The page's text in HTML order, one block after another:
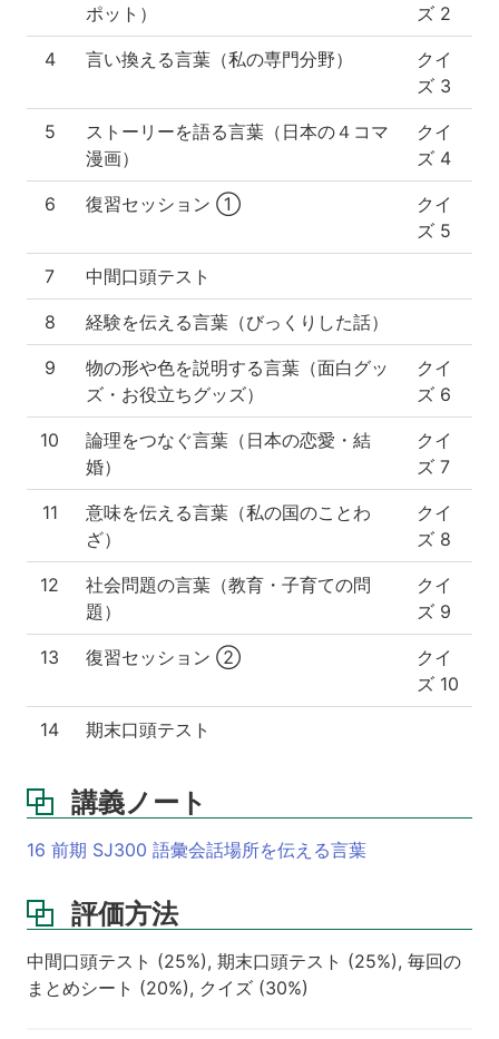
ポット）
ズ 2
4 言い換える言葉（私の専門分野）
クイ
ズ 3
5
ストーリーを語る言葉（日本の４コマ
漫画）
クイ
ズ 4
6 復習セッション ①
クイ
ズ 5
7 中間口頭テスト
8 経験を伝える言葉（びっくりした話）
9
物の形や色を説明する言葉（面白グッ
ズ・お役立ちグッズ）
クイ
ズ 6
10
論理をつなぐ言葉（日本の恋愛・結
婚）
クイ
ズ 7
11
意味を伝える言葉（私の国のことわ
ざ）
クイ
ズ 8
12
社会問題の言葉（教育・子育ての問
題）
クイ
ズ 9
13 復習セッション ②
クイ
ズ 10
14 期末口頭テスト
講義ノート
16 前期 SJ300 語彙会話場所を伝える言葉
評価方法
中間口頭テスト (25%), 期末口頭テスト (25%), 毎回の
まとめシート (20%), クイズ (30%)